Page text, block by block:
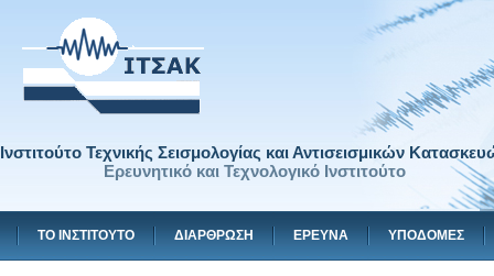
Ινστιτούτο Τεχνικής Σεισμολογίας και Αντισεισμικών
Ερευνητικό και Τεχνολογικό Ινστιτούτο
ΤΟ ΙΝΣΤΙΤΟΥΤΟ ΔΙΑΡΘΡΩΣΗ ΕΡΕΥΝΑ ΥΠΟΔΟΜΕΣ